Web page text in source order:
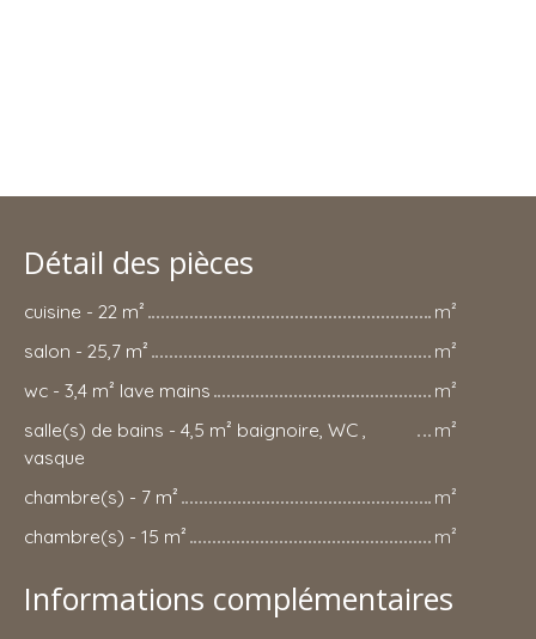
Détail des pièces
cuisine - 22 m²
m²
salon - 25,7 m²
m²
wc - 3,4 m² lave mains
m²
salle(s) de bains - 4,5 m² baignoire, WC ,
vasque
m²
chambre(s) - 7 m²
m²
chambre(s) - 15 m²
m²
Informations complémentaires